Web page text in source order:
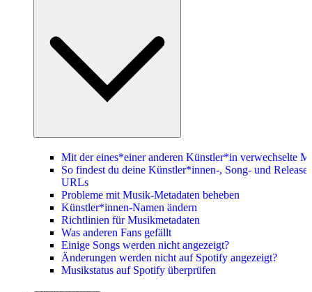
Mit der eines*einer anderen Künstler*in verwechselte
So findest du deine Künstler*innen-, Song- und Release-
URLs
Probleme mit Musik-Metadaten beheben
Künstler*innen-Namen ändern
Richtlinien für Musikmetadaten
Was anderen Fans gefällt
Einige Songs werden nicht angezeigt?
Änderungen werden nicht auf Spotify angezeigt?
Musikstatus auf Spotify überprüfen